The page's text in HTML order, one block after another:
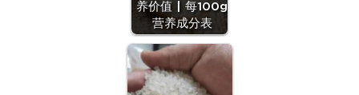
养价值 | 每100g
营养成分表